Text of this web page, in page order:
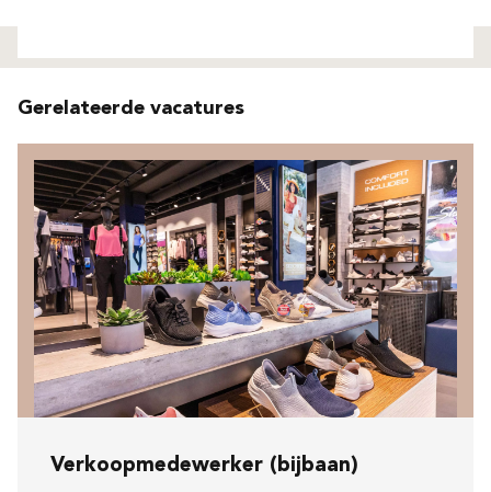
Gerelateerde vacatures
Verkoopmedewerker (bijbaan)